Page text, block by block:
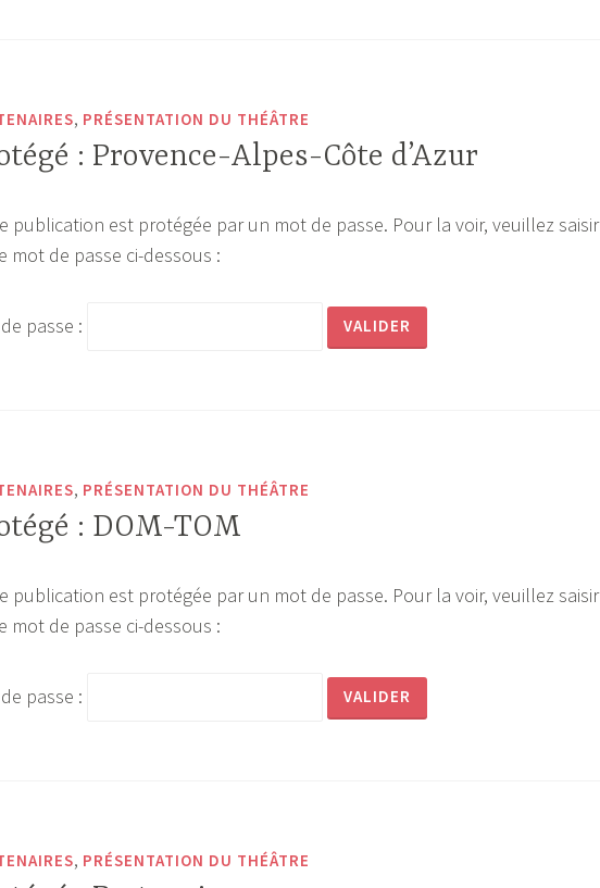
, PRÉSENTATION DU THÉÂTRE
: Provence-Alpes-Côte d’Azur
publication est protégée par un mot de passe. Pour la voir, veuillez saisir
mot de passe ci-dessous :
passe :
, PRÉSENTATION DU THÉÂTRE
: DOM-TOM
publication est protégée par un mot de passe. Pour la voir, veuillez saisir
mot de passe ci-dessous :
passe :
, PRÉSENTATION DU THÉÂTRE